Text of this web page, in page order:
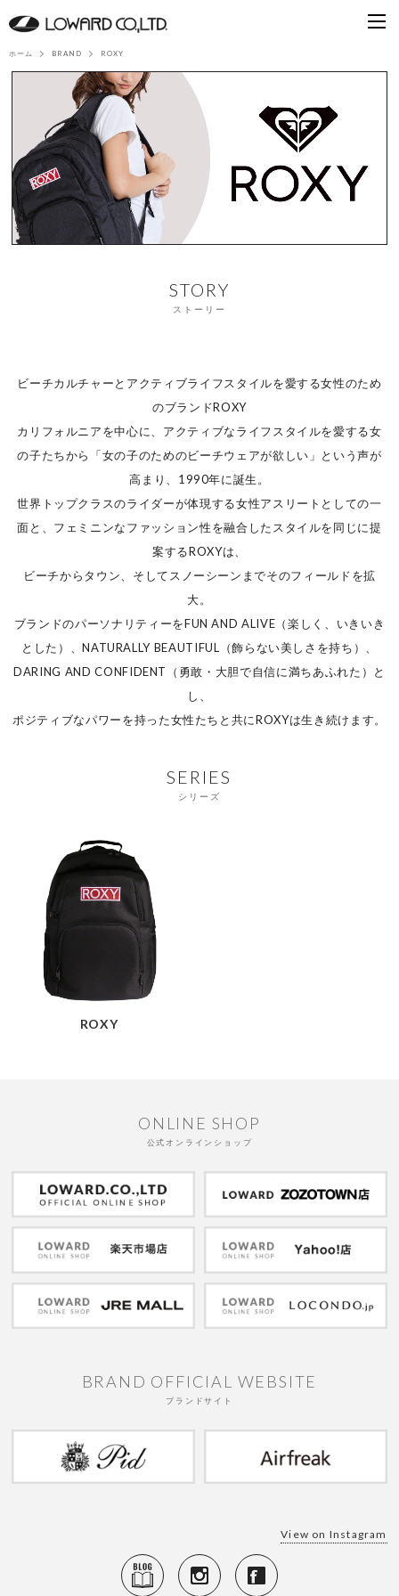
ホーム BRAND ROXY
STORY
ストーリー
ビーチカルチャーとアクティブライフスタイルを愛する女性のため
のブランドROXY
カリフォルニアを中心に、アクティブなライフスタイルを愛する女
の子たちから「女の子のためのビーチウェアが欲しい」という声が
高まり、1990年に誕生。
世界トップクラスのライダーが体現する女性アスリートとしての一
面と、フェミニンなファッション性を融合したスタイルを同じに提
案するROXYは、
ビーチからタウン、そしてスノーシーンまでそのフィールドを拡
大。
ブランドのパーソナリティーをFUN AND ALIVE（楽しく、いきいき
とした）、NATURALLY BEAUTIFUL（飾らない美しさを持ち）、
DARING AND CONFIDENT（勇敢・大胆で自信に満ちあふれた）と
し、
ポジティブなパワーを持った女性たちと共にROXYは生き続けます。
SERIES
シリーズ
ROXY
ONLINE SHOP
公式オンラインショップ
BRAND OFFICIAL WEBSITE
ブランドサイト
View on Instagram